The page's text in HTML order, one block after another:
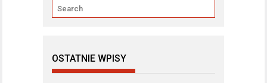
OSTATNIE WPISY